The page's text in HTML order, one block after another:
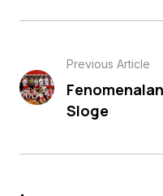
Previous Article
Sloge